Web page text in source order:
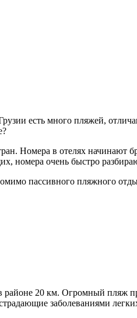
есть много пляжей,
Номера в отелях начинают
номера очень быстро
пассивного пляжного
районе 20 км. Огромный пляж
заболеваниями